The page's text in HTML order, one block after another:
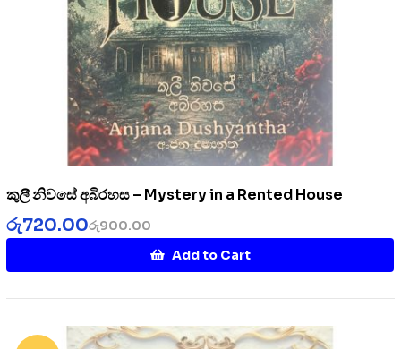
කුලී නිවසේ අබිරහස – Mystery in a Rented House
රු900.00
රු720.00
Add to Cart